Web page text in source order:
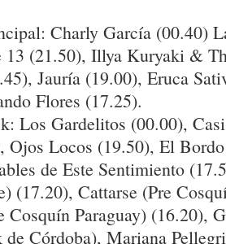
Charly García (00.40)
13 (21.50), Illya Kuryaki &
Jauría (19.00), Eruca
Flores (17.25).
Los Gardelitos (00.00),
Ojos Locos (19.50), El
de Este Sentimiento
(17.20), Cattarse (Pre
Cosquín Paraguay) (16.20),
de Córdoba), Mariana